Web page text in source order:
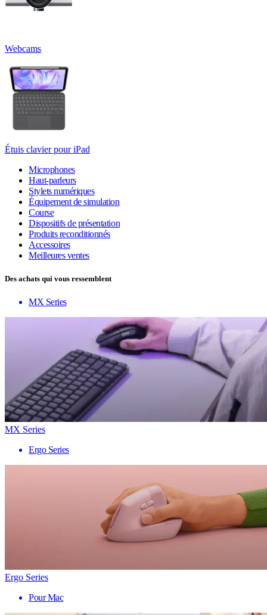
Webcams
Étuis clavier pour iPad
Microphones
Haut-parleurs
Stylets numériques
Équipement de simulation
Course
Dispositifs de présentation
Produits reconditionnés
Accessoires
Meilleures ventes
Des achats qui vous ressemblent
MX Series
MX Series
Ergo Series
Ergo Series
Pour Mac